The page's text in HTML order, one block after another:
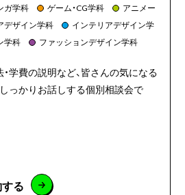
ガ学科 ゲーム・CG学科
アニメー
デザイン学科
インテリアデザイン学
学科 ファッションデザイン学科
学費の説明など、皆さんの気になる
っかりお話しする個別相談会で
る